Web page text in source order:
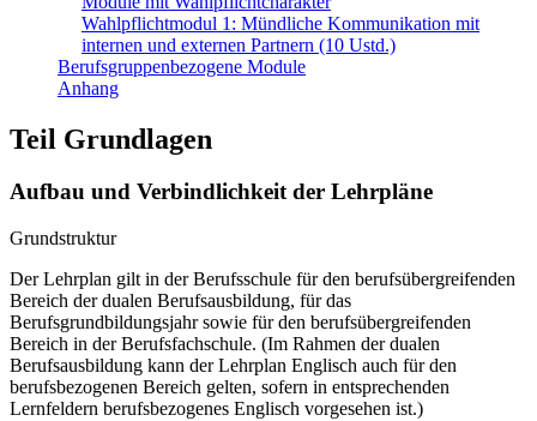
Wahlpflichtmodul 1: Mündliche Kommunikation mit
internen und externen Partnern (10 Ustd.)
Berufsgruppenbezogene Module
Anhang
Teil Grundlagen
Aufbau und Verbindlichkeit der Lehrpläne
Grundstruktur
Der Lehrplan gilt in der Berufsschule für den berufsübergreifenden
Bereich der dualen Berufsausbildung, für das
Berufsgrundbildungsjahr sowie für den berufsübergreifenden
Bereich in der Berufsfachschule. (Im Rahmen der dualen
Berufsausbildung kann der Lehrplan Englisch auch für den
berufsbezogenen Bereich gelten, sofern in entsprechenden
Lernfeldern berufsbezogenes Englisch vorgesehen ist.)